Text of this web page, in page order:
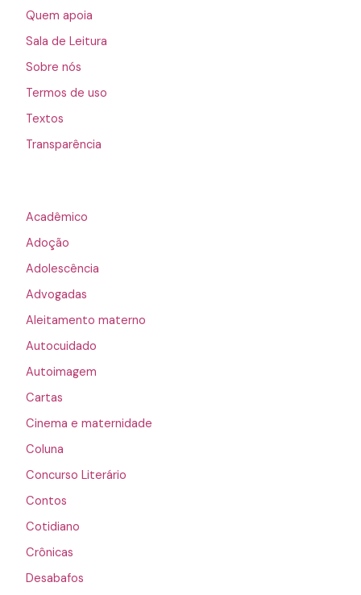
Quem apoia
Sala de Leitura
Sobre nós
Termos de uso
Textos
Transparência
Acadêmico
Adoção
Adolescência
Advogadas
Aleitamento materno
Autocuidado
Autoimagem
Cartas
Cinema e maternidade
Coluna
Concurso Literário
Contos
Cotidiano
Crônicas
Desabafos